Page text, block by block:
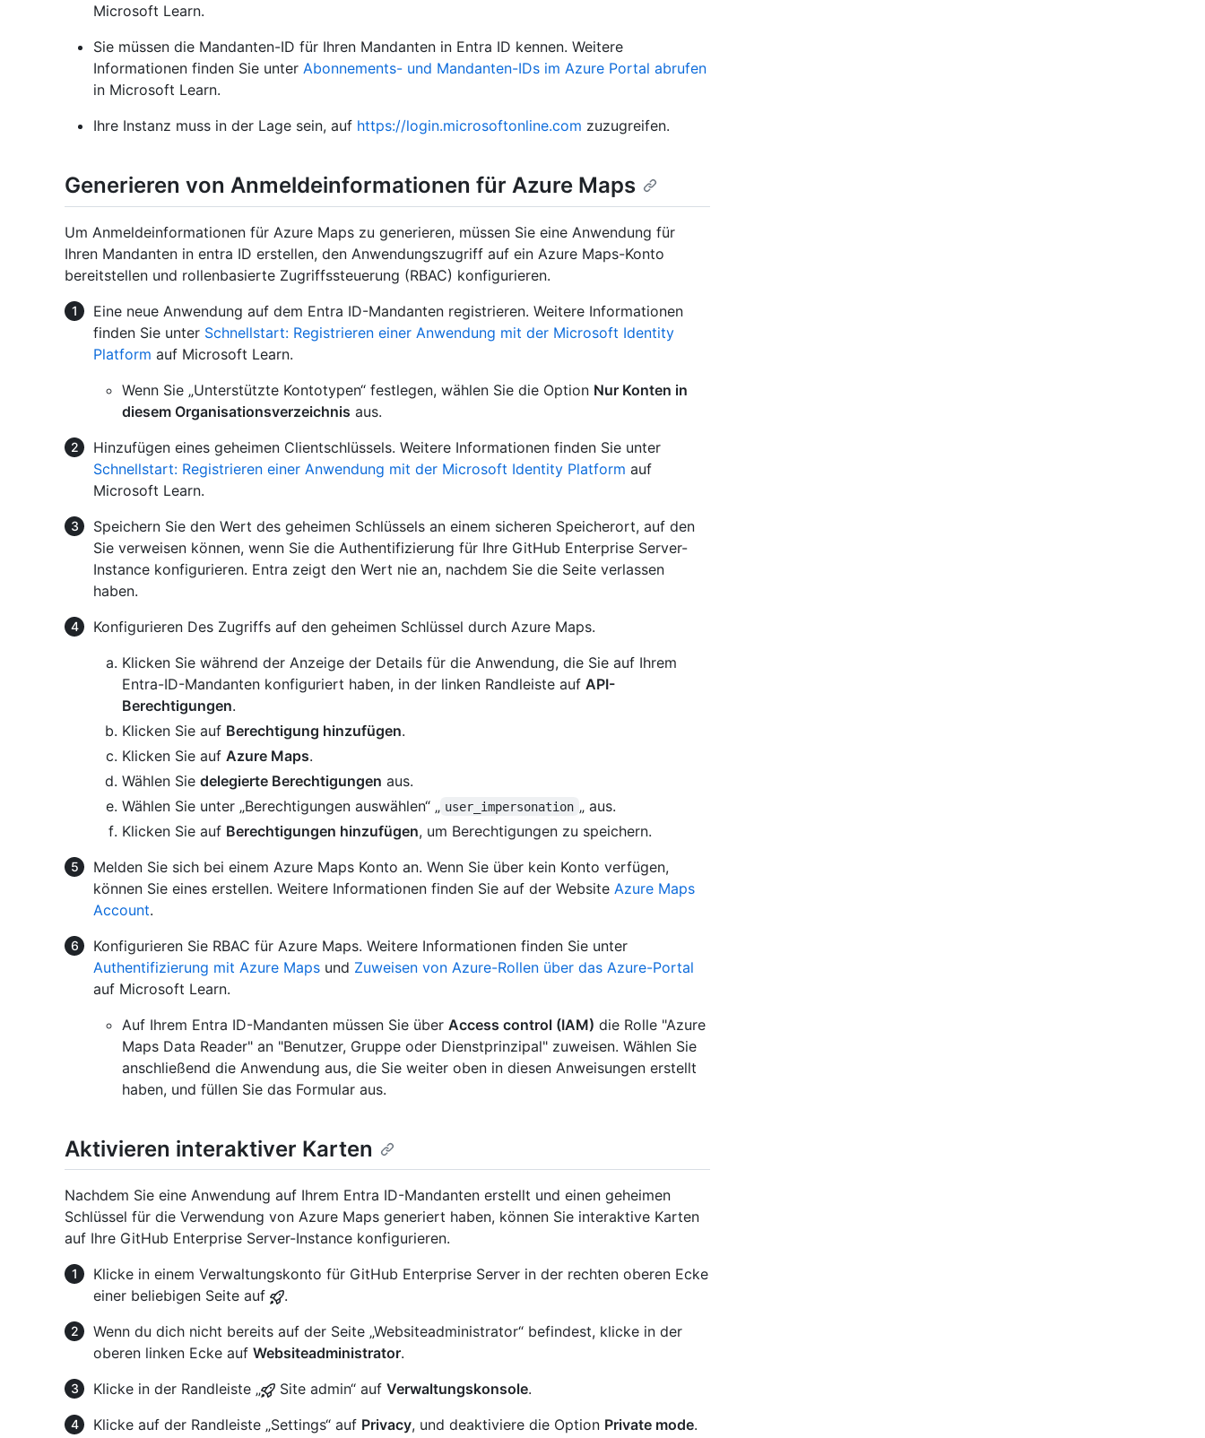
Microsoft Learn.
Sie müssen die Mandanten-ID für Ihren Mandanten in Entra ID kennen. Weitere
Informationen finden Sie unter Abonnements- und Mandanten-IDs im Azure Portal abrufen
in Microsoft Learn.
Ihre Instanz muss in der Lage sein, auf https://login.microsoftonline.com zuzugreifen.
Generieren von Anmeldeinformationen für Azure Maps
Um Anmeldeinformationen für Azure Maps zu generieren, müssen Sie eine Anwendung für
Ihren Mandanten in entra ID erstellen, den Anwendungszugriff auf ein Azure Maps-Konto
bereitstellen und rollenbasierte Zugriffssteuerung (RBAC) konfigurieren.
Eine neue Anwendung auf dem Entra ID-Mandanten registrieren. Weitere Informationen
finden Sie unter Schnellstart: Registrieren einer Anwendung mit der Microsoft Identity
Platform auf Microsoft Learn.
Wenn Sie „Unterstützte Kontotypen“ festlegen, wählen Sie die Option Nur Konten in
diesem Organisationsverzeichnis aus.
Hinzufügen eines geheimen Clientschlüssels. Weitere Informationen finden Sie unter
Schnellstart: Registrieren einer Anwendung mit der Microsoft Identity Platform auf
Microsoft Learn.
Speichern Sie den Wert des geheimen Schlüssels an einem sicheren Speicherort, auf den
Sie verweisen können, wenn Sie die Authentifizierung für Ihre GitHub Enterprise Server-
Instance konfigurieren. Entra zeigt den Wert nie an, nachdem Sie die Seite verlassen
haben.
Konfigurieren Des Zugriffs auf den geheimen Schlüssel durch Azure Maps.
Klicken Sie während der Anzeige der Details für die Anwendung, die Sie auf Ihrem
Entra-ID-Mandanten konfiguriert haben, in der linken Randleiste auf API-
Berechtigungen.
Klicken Sie auf Berechtigung hinzufügen.
Klicken Sie auf Azure Maps.
Wählen Sie delegierte Berechtigungen aus.
Wählen Sie unter „Berechtigungen auswählen“ „ user_impersonation „ aus.
Klicken Sie auf Berechtigungen hinzufügen, um Berechtigungen zu speichern.
Melden Sie sich bei einem Azure Maps Konto an. Wenn Sie über kein Konto verfügen,
können Sie eines erstellen. Weitere Informationen finden Sie auf der Website Azure Maps
Account.
Konfigurieren Sie RBAC für Azure Maps. Weitere Informationen finden Sie unter
Authentifizierung mit Azure Maps und Zuweisen von Azure-Rollen über das Azure-Portal
auf Microsoft Learn.
Auf Ihrem Entra ID-Mandanten müssen Sie über Access control (IAM) die Rolle "Azure
Maps Data Reader" an "Benutzer, Gruppe oder Dienstprinzipal" zuweisen. Wählen Sie
anschließend die Anwendung aus, die Sie weiter oben in diesen Anweisungen erstellt
haben, und füllen Sie das Formular aus.
Aktivieren interaktiver Karten
Nachdem Sie eine Anwendung auf Ihrem Entra ID-Mandanten erstellt und einen geheimen
Schlüssel für die Verwendung von Azure Maps generiert haben, können Sie interaktive Karten
auf Ihre GitHub Enterprise Server-Instance konfigurieren.
Klicke in einem Verwaltungskonto für GitHub Enterprise Server in der rechten oberen Ecke
einer beliebigen Seite auf
.
Wenn du dich nicht bereits auf der Seite „Websiteadministrator“ befindest, klicke in der
oberen linken Ecke auf Websiteadministrator.
Klicke in der Randleiste „
Site admin“ auf Verwaltungskonsole.
Klicke auf der Randleiste „Settings“ auf Privacy, und deaktiviere die Option Private mode.